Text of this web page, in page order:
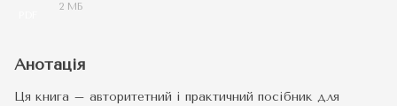
2 МБ
Анотація
Ця книга – авторитетний і практичний посібник для